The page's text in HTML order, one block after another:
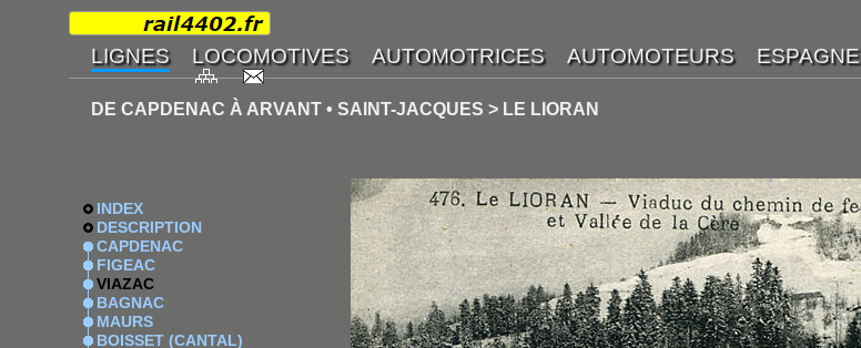
DE CAPDENAC À ARVANT • SAINT-JACQUES > LE LIORAN
INDEX
DESCRIPTION
CAPDENAC
FIGEAC
VIAZAC
BAGNAC
MAURS
BOISSET (CANTAL)